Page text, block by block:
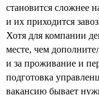
становится сложнее
и их приходится
Хотя для компании
месте, чем
и за проживание и
подготовка
вакансию бывает